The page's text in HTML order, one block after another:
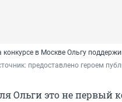
конкурсе в Москве Ольгу
предоставлено героем
Ольги это не первый